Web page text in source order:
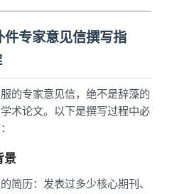
专家意见信撰写指
的专家意见信，绝不是辞藻的
术论文。以下是撰写过程中必
景
简历：发表过多少核心期刊、